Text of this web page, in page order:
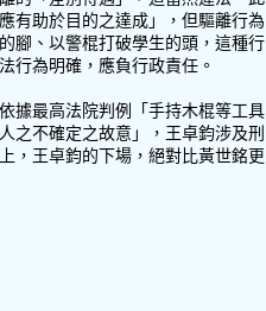
有助於目的之達成」，但驅離行為
腳、以警棍打破學生的頭，這種行
行為明確，應負行政責任。
據最高法院判例「手持木棍等工具
之不確定之故意」，王卓鈞涉及刑
，王卓鈞的下場，絕對比黃世銘更